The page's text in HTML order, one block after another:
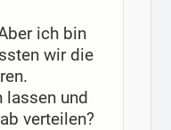
ich bin
wir die
lassen und
verteilen?